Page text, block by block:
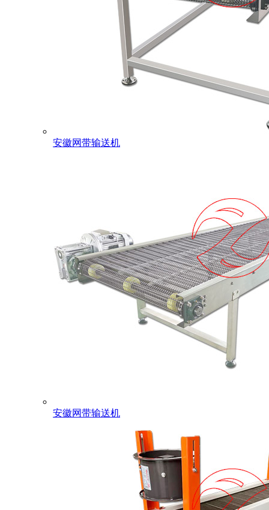
安徽网带输送机
安徽网带输送机